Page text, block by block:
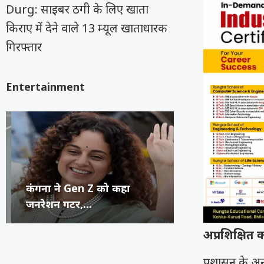
अप्रशिक्षित
Durg: साइबर ठगी के लिए खाता
किराए में देने वाले 13 म्यूल खाताधारक
गिरफ्तार
Entertainment
कंगना ने Gen Z को कहा
जनरेशन गटर,...
सुप्रीम कोर्ट
कॉमेडियन्स...
रूंगटा
फेस्टिवल में
राष्ट्रीय नृत्य
भिलाई का